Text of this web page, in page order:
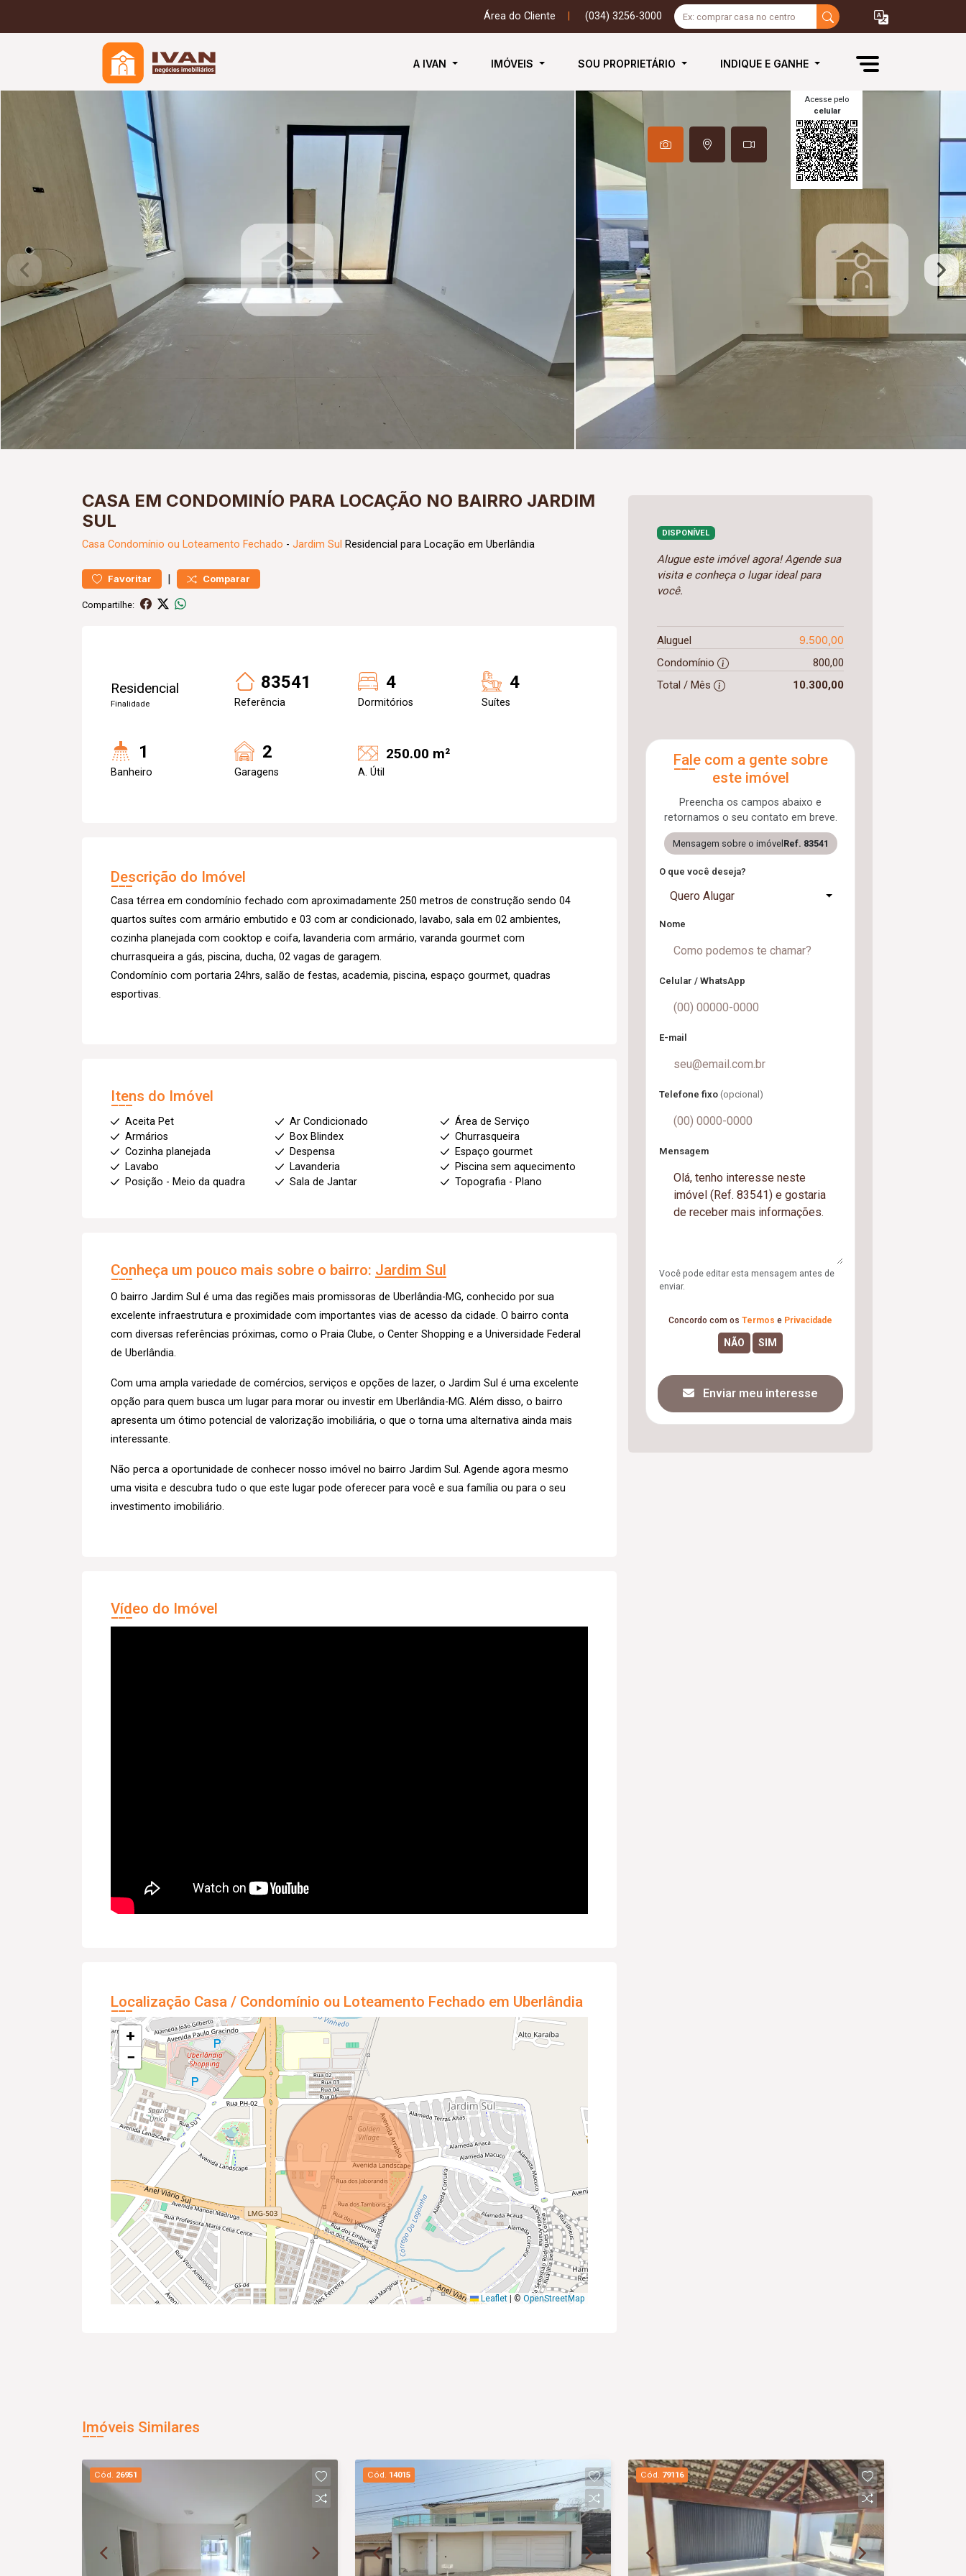
Área do Cliente (034) 3256-3000
A IVAN IMÓVEIS SOU PROPRIETÁRIO INDIQUE E GANHE
Acesse pelo
celular
CASA EM CONDOMINÍO PARA LOCAÇÃO NO BAIRRO JARDIM
SUL
Casa Condomínio ou Loteamento Fechado - Jardim Sul Residencial para Locação em Uberlândia
Favoritar | Comparar
Compartilhe:
Residencial
Finalidade
83541
Referência
4
Dormitórios
4
Suítes
1
Banheiro
2
Garagens
250.00 m²
A. Útil
Descrição do Imóvel
Casa térrea em condomínio fechado com aproximadamente 250 metros de construção sendo 04
quartos suítes com armário embutido e 03 com ar condicionado, lavabo, sala em 02 ambientes,
cozinha planejada com cooktop e coifa, lavanderia com armário, varanda gourmet com
churrasqueira a gás, piscina, ducha, 02 vagas de garagem.
Condomínio com portaria 24hrs, salão de festas, academia, piscina, espaço gourmet, quadras
esportivas.
Itens do Imóvel
Aceita Pet Ar Condicionado
Área de Serviço
Armários
Box Blindex
Churrasqueira
Cozinha planejada
Despensa
Espaço gourmet
Lavabo
Lavanderia
Piscina sem aquecimento
Posição - Meio da quadra
Sala de Jantar Topografia - Plano
Conheça um pouco mais sobre o bairro: Jardim Sul
O bairro Jardim Sul é uma das regiões mais promissoras de Uberlândia-MG, conhecido por sua
excelente infraestrutura e proximidade com importantes vias de acesso da cidade. O bairro conta
com diversas referências próximas, como o Praia Clube, o Center Shopping e a Universidade Federal
de Uberlândia.
Com uma ampla variedade de comércios, serviços e opções de lazer, o Jardim Sul é uma excelente
opção para quem busca um lugar para morar ou investir em Uberlândia-MG. Além disso, o bairro
apresenta um ótimo potencial de valorização imobiliária, o que o torna uma alternativa ainda mais
interessante.
Não perca a oportunidade de conhecer nosso imóvel no bairro Jardim Sul. Agende agora mesmo
uma visita e descubra tudo o que este lugar pode oferecer para você e sua família ou para o seu
investimento imobiliário.
Vídeo do Imóvel
Localização Casa / Condomínio ou Loteamento Fechado em Uberlândia
+
−
Leaflet © OpenStreetMap
DISPONÍVEL
Alugue este imóvel agora! Agende sua
visita e conheça o lugar ideal para
você.
Aluguel 9.500,00
Condomínio
800,00
Total / Mês
10.300,00
Fale com a gente sobre
este imóvel
Preencha os campos abaixo e
retornamos o seu contato em breve.
Mensagem sobre o imóvel Ref. 83541
O que você deseja?
Quero Alugar
Nome
Celular / WhatsApp
E-mail
Telefone fixo (opcional)
Mensagem
Você pode editar esta mensagem antes de
enviar.
Concordo com os Termos e Privacidade
Enviar meu interesse
Imóveis Similares
Cód. 26951 Cód. 14015 Cód. 79116